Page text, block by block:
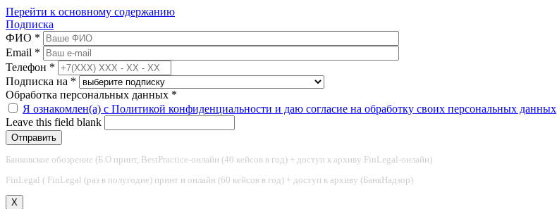
Перейти к основному содержанию
Подписка
ФИО *
Email *
Телефон *
Подписка на *
Обработка персональных данных *
Я ознакомлен(а) с Политикой конфиденциальности и даю согласие на обработку своих персональных данных
Leave this field blank
Банковское обозрение (Б.О принт, BestPractice-онлайн (40 кейсов в год) + доступ к архиву FinLegal-онлайн)
FinLegal ( FinLegal (раз в полугодие) принт и онлайн (60 кейсов в год) + доступ к архиву (БанкНадзор)
X